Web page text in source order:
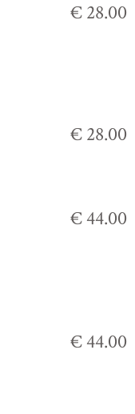
€ 28.00
€ 28.00
€ 44.00
€ 44.00